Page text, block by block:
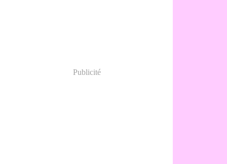
Publicité